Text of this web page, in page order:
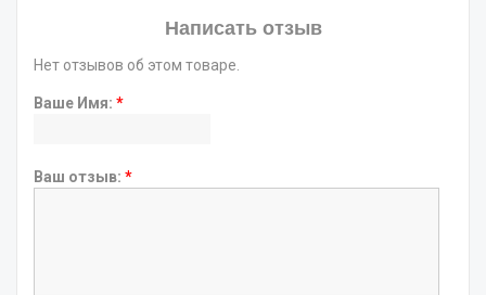
Написать отзыв
Нет отзывов об этом товаре.
Ваше Имя: *
Ваш отзыв: *